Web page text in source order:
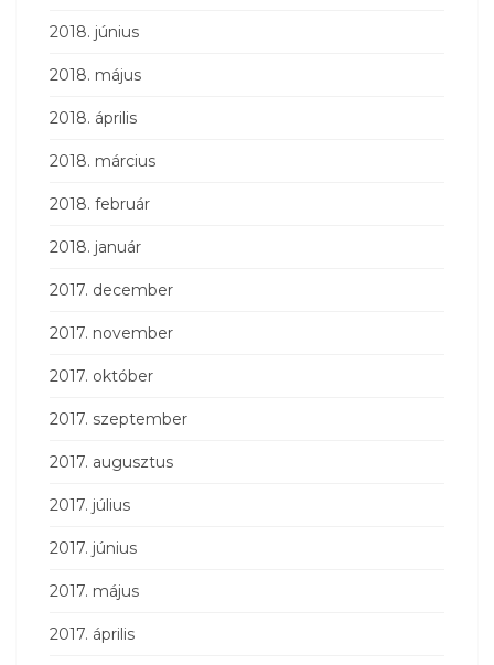
2018. június
2018. május
2018. április
2018. március
2018. február
2018. január
2017. december
2017. november
2017. október
2017. szeptember
2017. augusztus
2017. július
2017. június
2017. május
2017. április